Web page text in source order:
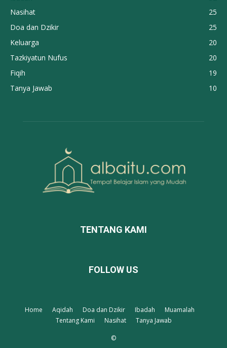
Nasihat
25
Doa dan Dzikir
25
Keluarga
20
Tazkiyatun Nufus
20
Fiqih
19
Tanya Jawab
10
TENTANG KAMI
FOLLOW US
Home Aqidah Doa dan Dzikir Ibadah
Muamalah
Tentang Kami
Nasihat Tanya Jawab
©